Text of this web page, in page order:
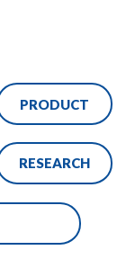
PRODUCT
RESEARCH